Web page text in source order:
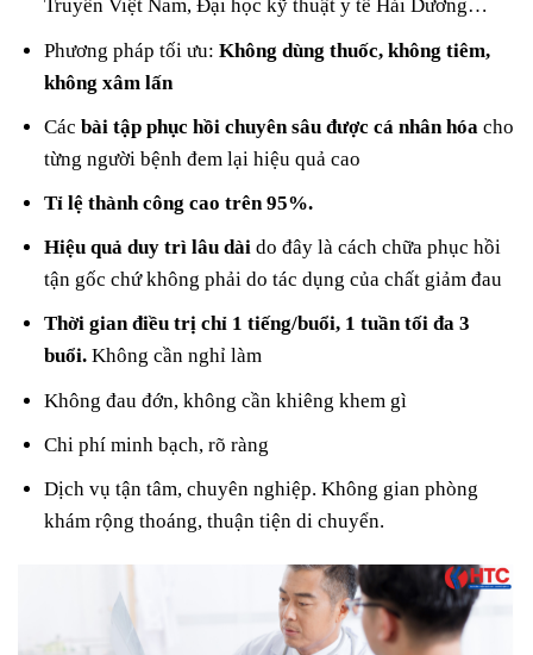
Truyền Việt Nam, Đại học kỹ thuật y tế Hải Dương…
Phương pháp tối ưu:Không dùng thuốc, không tiêm,
không xâm lấn
Cácbài tập phục hồi chuyên sâu được cá nhân hóa cho
từng người bệnh đem lại hiệu quả cao
Tỉ lệ thành công cao trên 95%.
Hiệu quả duy trì lâu dài do đây là cách chữa phục hồi
tận gốc chứ không phải do tác dụng của chất giảm đau
Thời gian điều trị chỉ 1 tiếng/buổi, 1 tuần tối đa 3
buổi. Không cần nghỉ làm
Không đau đớn, không cần khiêng khem gì
Chi phí minh bạch, rõ ràng
Dịch vụ tận tâm, chuyên nghiệp. Không gian phòng
khám rộng thoáng, thuận tiện di chuyển.